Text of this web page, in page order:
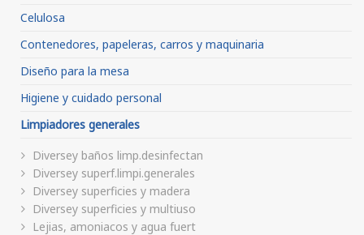
Celulosa
Contenedores, papeleras, carros y maquinaria
Diseño para la mesa
Higiene y cuidado personal
Limpiadores generales
Diversey baños limp.desinfectan
Diversey superf.limpi.generales
Diversey superficies y madera
Diversey superficies y multiuso
Lejias, amoniacos y agua fuert